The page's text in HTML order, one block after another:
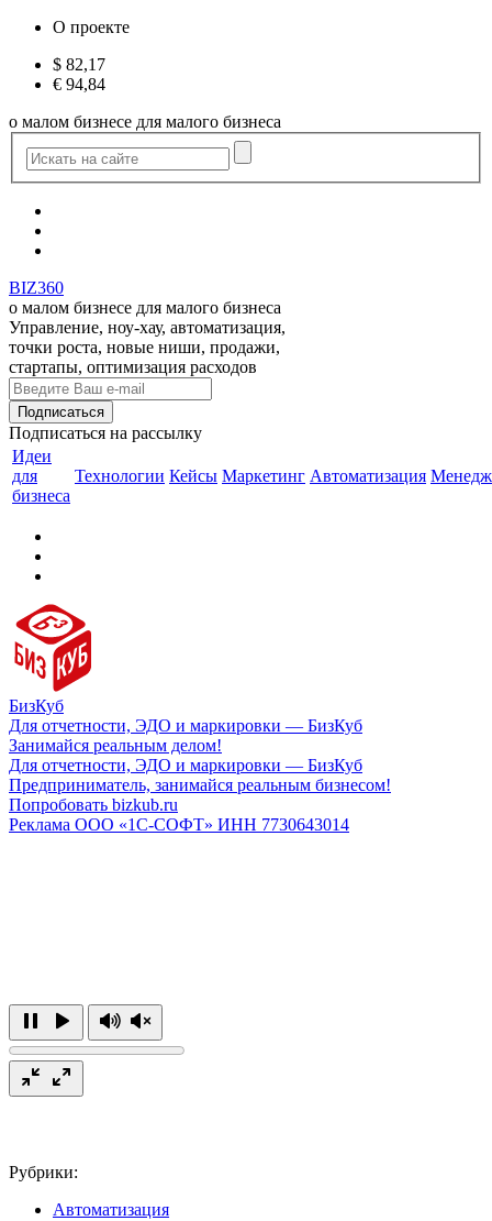
О проекте
$ 82,17
€ 94,84
о малом бизнесе для малого бизнеса
BIZ360
о малом бизнесе для малого бизнеса
Управление, ноу-хау, автоматизация,
точки роста, новые ниши, продажи,
стартапы, оптимизация расходов
Подписаться на рассылку
Идеи
для
бизнеса
Технологии Кейсы Маркетинг Автоматизация
БизКуб
Для отчетности, ЭДО и маркировки — БизКуб
Занимайся реальным делом!
Для отчетности, ЭДО и маркировки — БизКуб
Предприниматель, занимайся реальным бизнесом!
Попробовать bizkub.ru
Реклама ООО «1С-СОФТ» ИНН 7730643014
Рубрики:
Автоматизация